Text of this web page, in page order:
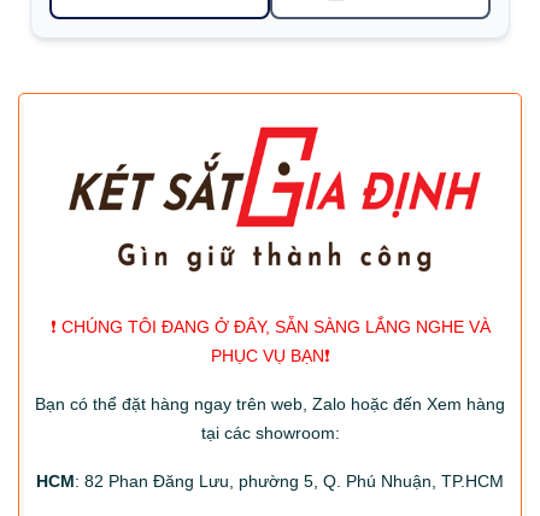
❗️ CHÚNG TÔI ĐANG Ở ĐÂY, SẴN SÀNG LẮNG NGHE VÀ
PHỤC VỤ BẠN❗️
Bạn có thể đặt hàng ngay trên web, Zalo hoặc đến Xem hàng
tại các showroom:
HCM: 82 Phan Đăng Lưu, phường 5, Q. Phú Nhuận, TP.HCM